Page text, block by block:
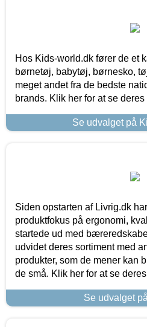
Hos Kids-world.dk fører de et
børnetøj, babytøj, børnesko,
meget andet fra de bedste
brands. Klik her for at se deres
Se udvalget på
Siden opstarten af Livrig.dk
produktfokus på ergonomi,
startede ud med
udvidet deres sortiment med
produkter, som de mener kan
de små. Klik her for at se
Se udvalget